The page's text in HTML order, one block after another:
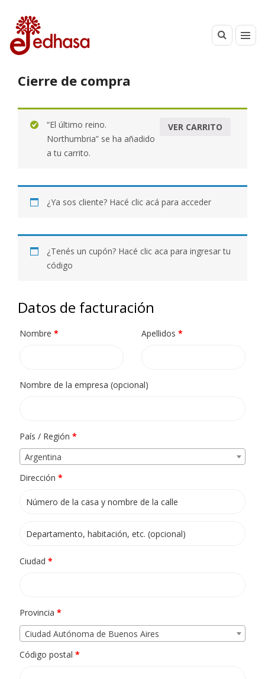
Cierre de compra
VER CARRITO
“El último reino.
Northumbria” se ha añadido
a tu carrito.
¿Ya sos cliente? Hacé clic acá para acceder
¿Tenés un cupón? Hacé clic aca para ingresar tu
código
Datos de facturación
Nombre * Apellidos *
Nombre de la empresa (opcional)
País / Región *
Argentina
Dirección *
Apartamento, habitación, escalera, etc. (opcional)
Ciudad *
Provincia *
Ciudad Autónoma de Buenos Aires
Código postal *